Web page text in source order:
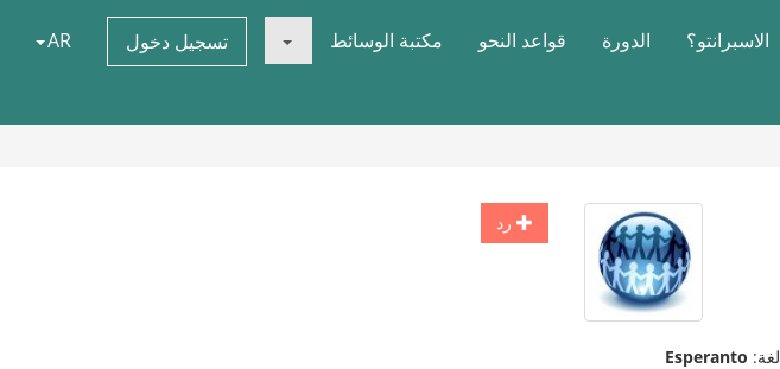
الاسبرانتو؟ الدورة قواعد النحو مكتبة الوسائط تسجيل دخول AR
رد
لغة: Esperanto